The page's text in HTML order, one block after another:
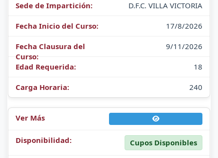
D.F.C. VILLA VICTORIA
17/8/2026
9/11/2026
18
240
Cupos Disponibles